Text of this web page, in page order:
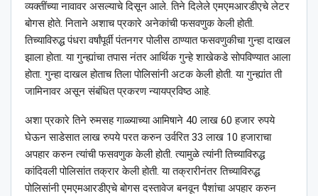
व्यक्तींच्या नावावर असल्याचे दिसून आले. तिने दिलेले एमएमआरडीएचे लेटर
बोगस होते. निताने अशाच प्रकारे अनेकांची फसवणुक केली होती.
तिच्याविरुद्ध पंधरा वर्षांपूर्वी पंतनगर पोलीस ठाण्यात फसवणुकीचा गुन्हा दाखल
झाला होता. या गुन्ह्यांचा तपास नंतर आर्थिक गुन्हे शाखेकडे सोपविण्यात आला
होता. गुन्हा दाखल होताच तिला पोलिसांनी अटक केली होती. या गुन्ह्यांत ती
जामिनावर असून संबंधित प्रकरण न्यायप्रविष्ठ आहे.
अशा प्रकारे तिने रुमसह गाळ्याच्या आमिषाने 40 लाख 60 हजार रुपये
घेऊन साडेसात लाख रुपये परत करुन उर्वरित 33 लाख 10 हजाराचा
अपहार करुन त्यांची फसवणुक केली होती. त्यामुळे त्यांनी तिच्याविरुद्ध
कांदिवली पोलिसांत तक्रार केली होती. या तक्रारीनंतर तिच्याविरुद्ध
पोलिसांनी एमएमआरडीएचे बोगस दस्तावेज बनवून पैशांचा अपहार करुन